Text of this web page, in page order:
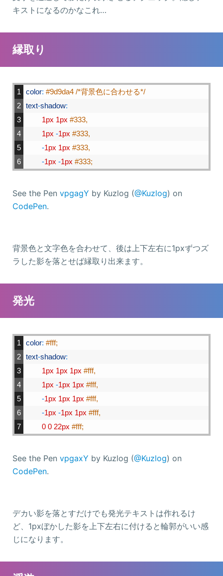
キストになるのかなこれ…
縁取り
1
2
3
4
5
6
color: #9d9da4 /*背景色に合わせる*/
text-shadow:
1px 1px #333,
1px -1px #333,
-1px 1px #333,
-1px -1px #333;
See the Pen vpgagY by Kuzlog (@Kuzlog) on
CodePen.
背景色と文字色を合わせて、後は上下左右に1pxずつズ
ラした影を落とせば縁取り出来ます。
発光
1
2
3
4
5
6
7
color: #fff;
text-shadow:
1px 1px 1px #fff,
1px -1px 1px #fff,
-1px 1px 1px #fff,
-1px -1px 1px #fff,
0 0 22px #fff;
See the Pen vpgaxY by Kuzlog (@Kuzlog) on
CodePen.
デカい影を落とすだけでも発光テキストは作れるけ
ど、1pxぼかした影を上下左右に付けると輪郭がいい感
じになります。